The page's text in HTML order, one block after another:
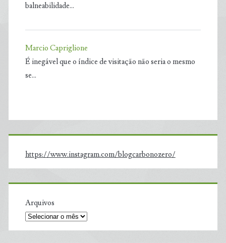
balneabilidade…
Marcio Capriglione
É inegável que o índice de visitação não seria o mesmo
se…
https://www.instagram.com/blogcarbonozero/
Arquivos